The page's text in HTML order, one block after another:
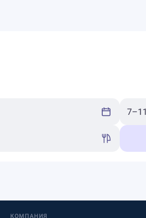
КОМПАНИЯ